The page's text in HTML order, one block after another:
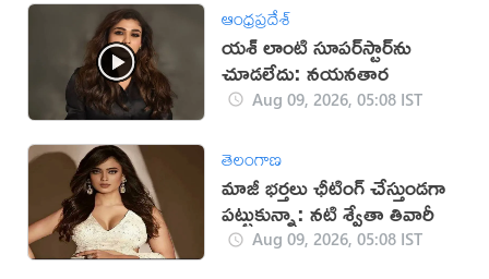
ఆంధ్రప్రదేశ్
యశ్ లాంటి సూపర్‌స్టార్‌ను
చూడలేదు: నయనతార
Aug 09, 2026, 05:08 IST
తెలంగాణ
మాజీ భర్తలు ఛీటింగ్ చేస్తుండగా
పట్టుకున్నా: నటి శ్వేతా తివారీ
Aug 09, 2026, 05:08 IST